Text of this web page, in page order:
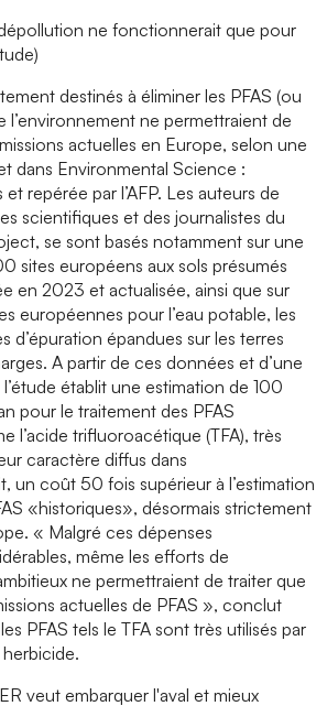
ne fonctionnerait que pour
destinés à éliminer les PFAS (ou
l’environnement ne permettraient de
actuelles en Europe, selon une
dans Environmental Science :
repérée par l’AFP. Les auteurs de
scientifiques et des journalistes du
se sont basés notamment sur une
sites européens aux sols présumés
en 2023 et actualisée, ainsi que sur
européennes pour l’eau potable, les
d’épuration épandues sur les terres
A partir de ces données et d’une
établit une estimation de 100
pour le traitement des PFAS
l’acide trifluoroacétique (TFA), très
caractère diffus dans
un coût 50 fois supérieur à l’estimation
«historiques», désormais strictement
« Malgré ces dépenses
même les efforts de
ne permettraient de traiter que
actuelles de PFAS », conclut
PFAS tels le TFA sont très utilisés par
veut embarquer l'aval et mieux